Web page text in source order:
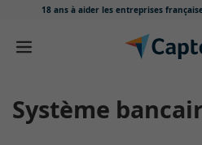
18 ans à aider les entreprises
Passer au contenu
Système